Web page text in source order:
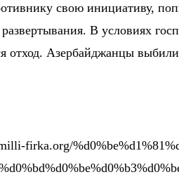
свою инициативу,
В условиях
отход. Азербайджанцы
firka.org/